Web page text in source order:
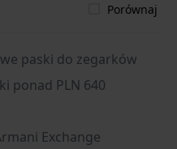
Porównaj
paski do zegarków
ponad PLN 640
Exchange